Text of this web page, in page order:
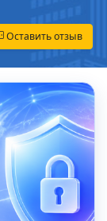
Оставить отзыв